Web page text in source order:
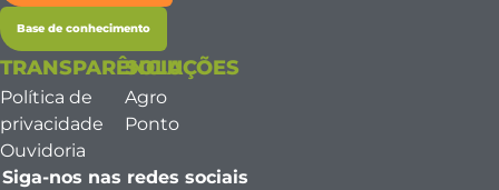
Base de conhecimento
TRANSPARÊNCIA
Política de
privacidade
Ouvidoria
SOLUÇÕES
Agro
Ponto
Siga-nos nas redes sociais